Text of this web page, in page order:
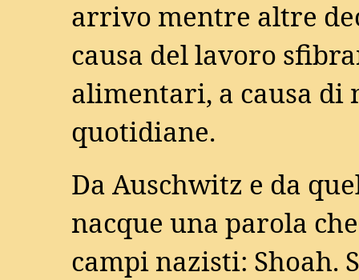
arrivo mentre altre
causa del lavoro
alimentari, a causa di
quotidiane.
Da Auschwitz e da
nacque una parola
campi nazisti: Shoah.